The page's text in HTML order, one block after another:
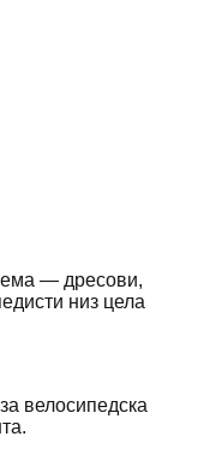
— дресови,
низ цела
велосипедска